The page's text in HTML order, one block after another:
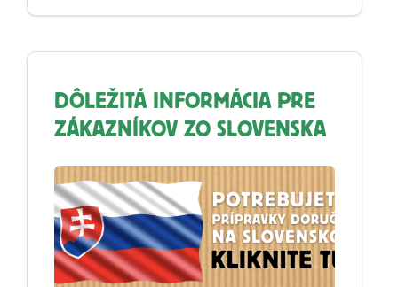
DÔLEŽITÁ INFORMÁCIA PRE
ZÁKAZNÍKOV ZO SLOVENSKA